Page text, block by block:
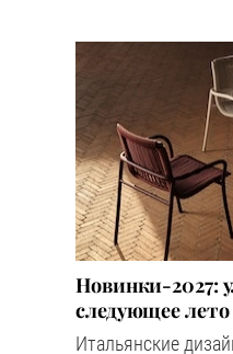
Новинки-2027:
следующее лето
Итальянские